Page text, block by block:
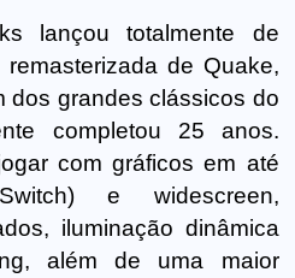
lançou totalmente de
de Quake,
dos grandes clássicos do
completou 25 anos.
com gráficos em até
e widescreen,
iluminação dinâmica
além de uma maior